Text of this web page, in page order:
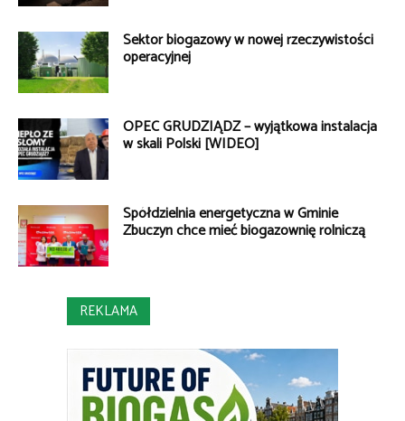
Sektor biogazowy w nowej rzeczywistości
operacyjnej
OPEC GRUDZIĄDZ – wyjątkowa instalacja
w skali Polski [WIDEO]
Spółdzielnia energetyczna w Gminie
Zbuczyn chce mieć biogazownię rolniczą
REKLAMA